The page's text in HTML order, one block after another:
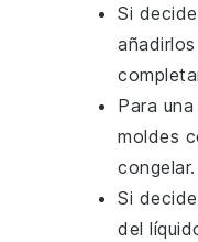
Si
Para
moldes
Si
del